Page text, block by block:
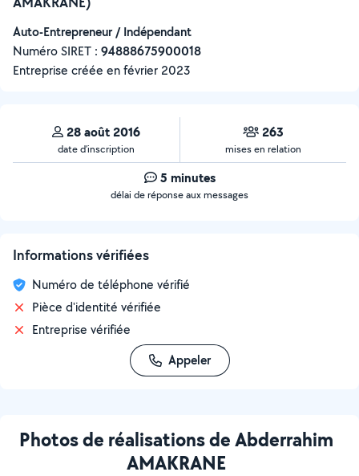
Auto-Entrepreneur / Indépendant
Numéro SIRET : ‍94888675900018
Entreprise créée enfévrier 2023
28 août 2016
date d’inscription
263
mises en relation
5 minutes
délai de réponse aux messages
Informations vérifiées
Numéro de téléphone vérifié
Pièce d'identité vérifiée
Entreprise vérifiée
Appeler
Photos de réalisations de Abderrahim
AMAKRANE